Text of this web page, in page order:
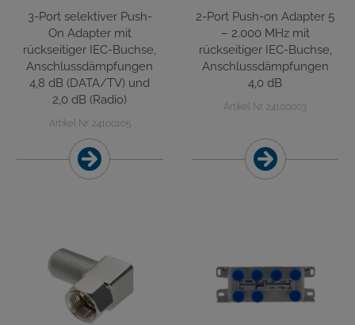
3-Port selektiver Push-
On Adapter mit
rückseitiger IEC-Buchse,
Anschlussdämpfungen
4,8 dB (DATA/TV) und
2,0 dB (Radio)
Artikel Nr. 24100105
2-Port Push-on Adapter 5
– 2.000 MHz mit
rückseitiger IEC-Buchse,
Anschlussdämpfungen
4,0 dB
Artikel Nr. 24100003